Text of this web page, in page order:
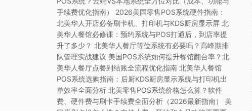
手续费优化指南） 2026美国零售POS系统硬件指南：
北美华人开店必备刷卡机、打印机与KDS厨房显示屏 北
美华人餐馆必修课：预约系统与POS打通后，到店率提
升了多少？ 北美华人餐厅等位系统有必要吗？高峰期排
队管理实战建议 美国POS系统如何提升餐馆翻台率？北
美华人餐厅点餐到结账全流程优化指南 北美华人餐馆
POS系统选购指南：后厨KDS厨房显示系统与打印机出
单效率全面分析 北美零售POS系统价格怎么算？软件
费、硬件费与刷卡手续费全面分析（2026最新指南） 美